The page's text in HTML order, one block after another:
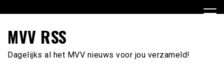
naar
inhoud
MVV RSS
Dagelijks al het MVV nieuws voor jou verzameld!